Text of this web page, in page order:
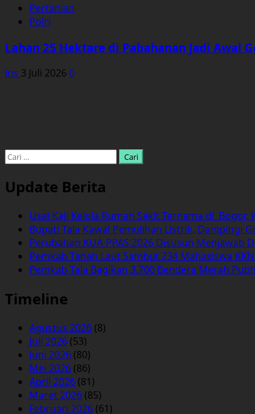
Pertanian
Polri
Lahan 25 Hektare di Pabahanan Jadi Awal
Ins 3 Juli 2026 0
Cari
Update Berita
Usai Kaji Kelola Rumah Sakit Ternama di Bogor,
Bupati Tala Kawal Pemulihan Listrik, Dampingi
Perubahan KUA-PPAS 2026 Disusun Menjawab
Pemkab Tanah Laut Sambut 234 Mahasiswa
Pemkab Tala Bagikan 3.700 Bendera Merah
Timeline
Agustus 2026 (8)
Juli 2026 (53)
Juni 2026 (80)
Mei 2026 (86)
April 2026 (81)
Maret 2026 (85)
Februari 2026 (61)